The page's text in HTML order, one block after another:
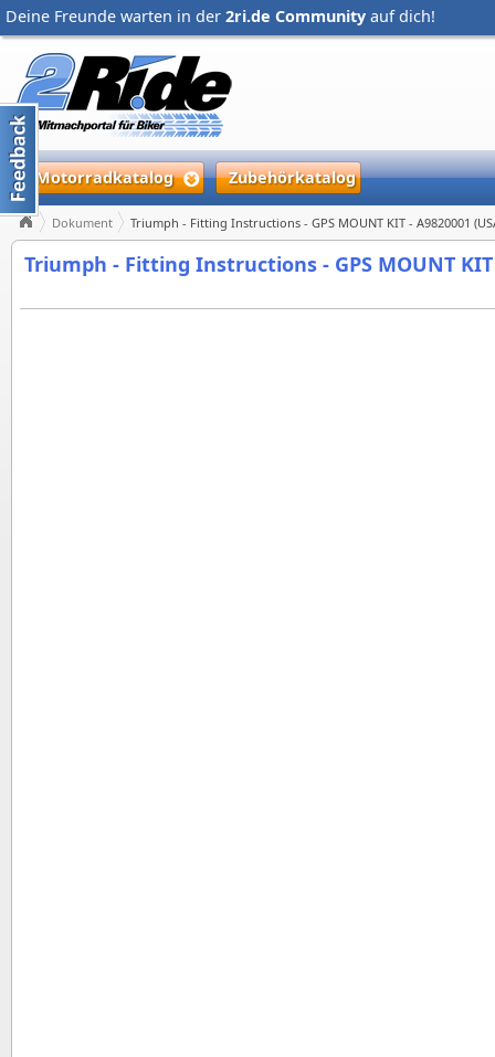
Deine Freunde warten in der 2ri.de Community auf dich!
Motorradkatalog Zubehörkatalog
Dokument Triumph - Fitting Instructions - GPS MOUNT KIT - A9820001
Triumph - Fitting Instructions - GPS MOUNT KIT